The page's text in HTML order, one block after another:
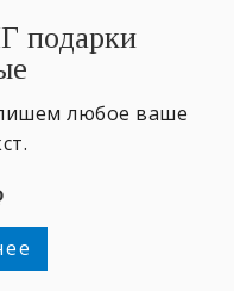
подарки
любое ваше